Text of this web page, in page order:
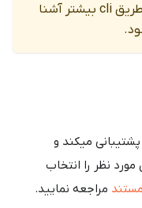
بفرمایید که هم با فرآیند deploy از طریق cli بیشتر آشنا
میکند و
مورد نظر را انتخاب
مراجعه نمایید.